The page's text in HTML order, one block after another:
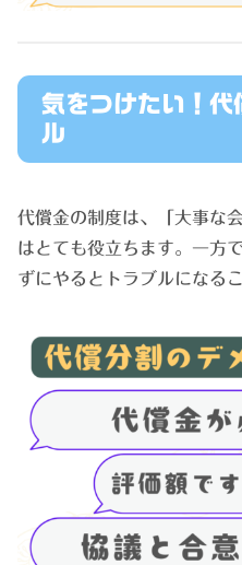
気をつけたい！代
ル
代償金の制度は、「大事な
はとても役立ちます。一方
ずにやるとトラブルになるこ